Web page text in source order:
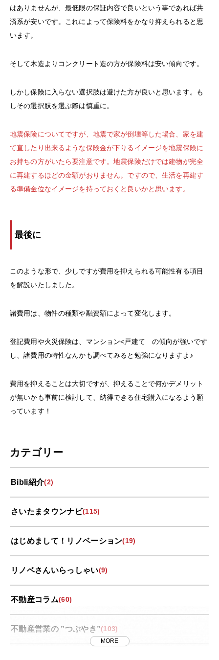
はありませんが、最低限の保証内容で良いという事であれば共
済系が安いです。これによって保険料をかなり抑えられると思
います。
そして木造よりコンクリート造の方が保険料は安い傾向です。
しかし保険に入らない選択肢は避けた方が良いと思います。も
しその選択肢を選ぶ際は慎重に。
地震保険についてですが、地震で家が倒壊等した場合、家を建
て直したり出来るような保険金が下りるイメージを地震保険に
お持ちの方がいたら要注意です。地震保険だけでは建物が完全
に再建するほどの金額がおりません。ですので、生活を再建す
る準備金位なイメージを持っておくと良いかと思います。
最後に
このような形で、少しですが費用を抑えられる可能性有る項目
を解説いたしました。
諸費用は、物件の種類や融資額によって変化します。
登記費用や火災保険は、マンション<戸建て の傾向が強いです
し、諸費用の特性なんかも調べてみると勉強になりますよ♪
費用を抑えることは大切ですが、抑えることで何かデメリット
が無いかも事前に検討して、納得できる住宅購入になるよう願
っています！
カテゴリー
Bibli紹介(2)
さいたまタウンナビ(115)
はじめまして！リノベーション(19)
リノベさんいらっしゃい(9)
不動産コラム(60)
不動産営業の ”つぶやき”(103)
MORE